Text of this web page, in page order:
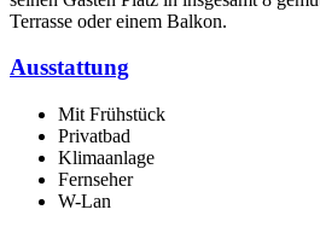
Terrasse oder einem Balkon.
Ausstattung
Mit Frühstück
Privatbad
Klimaanlage
Fernseher
W-Lan